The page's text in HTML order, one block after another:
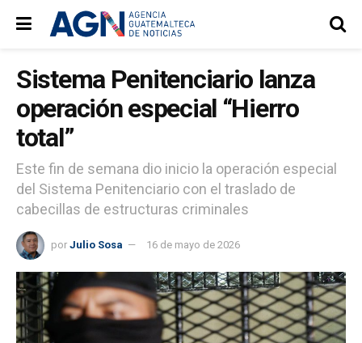
Sistema Penitenciario lanza
operación especial “Hierro
total”
Este fin de semana dio inicio la operación especial
del Sistema Penitenciario con el traslado de
cabecillas de estructuras criminales
por Julio Sosa 16 de mayo de 2026